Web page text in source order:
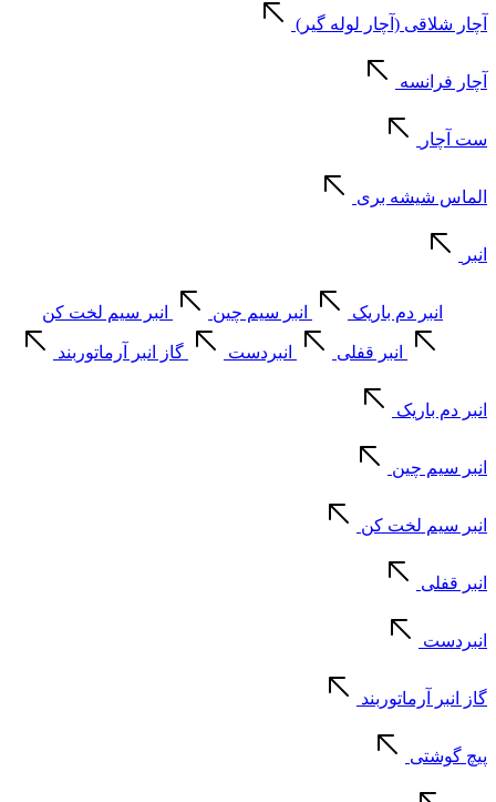
آچار شلاقی (آچار لوله گیر)
آچار فرانسه
ست آچار
الماس شیشه بری
انبر
انبر دم باریک انبر سیم چین انبر سیم لخت کن
انبر قفلی انبردست گاز انبر آرماتوربند
انبر دم باریک
انبر سیم چین
انبر سیم لخت کن
انبر قفلی
انبردست
گاز انبر آرماتوربند
پیچ گوشتی